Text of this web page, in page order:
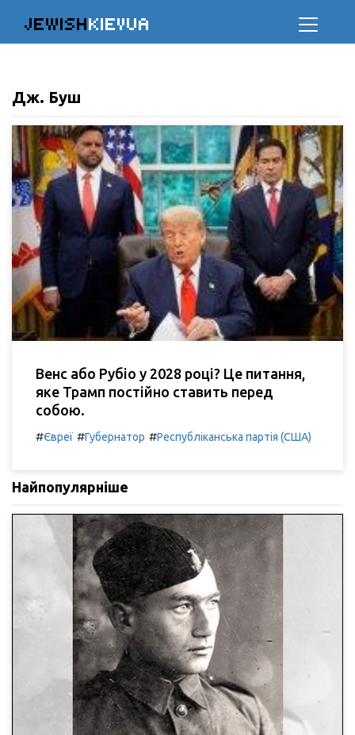
JEWISHKIEVUA
Дж. Буш
Венс або Рубіо у 2028 році? Це питання,
яке Трамп постійно ставить перед
собою.
#Євреї #Губернатор #Республіканська партія (США)
Найпопулярніше